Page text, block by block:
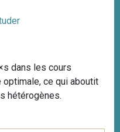
dans les cours
optimale, ce qui aboutit
hétérogènes.